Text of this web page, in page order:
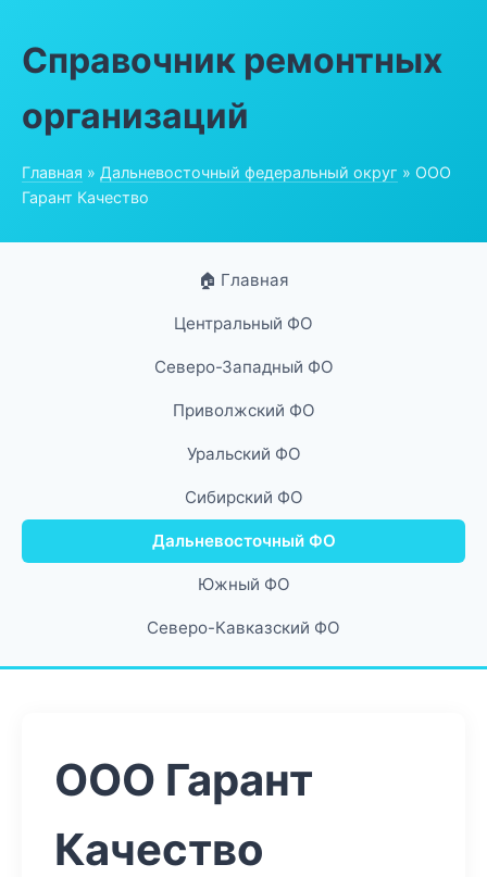
Справочник ремонтных
организаций
Главная » Дальневосточный федеральный округ » ООО
Гарант Качество
🏠 Главная
Центральный ФО
Северо-Западный ФО
Приволжский ФО
Уральский ФО
Сибирский ФО
Дальневосточный ФО
Южный ФО
Северо-Кавказский ФО
ООО Гарант
Качество